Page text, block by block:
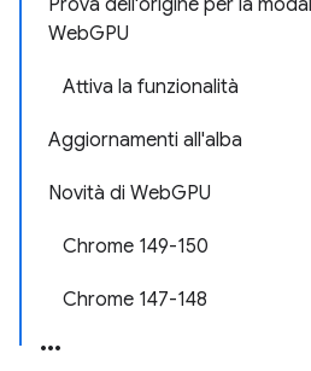
Prova dell'origine per la
WebGPU
Attiva la funzionalità
Aggiornamenti all'alba
Novità di WebGPU
Chrome 149-150
Chrome 147-148